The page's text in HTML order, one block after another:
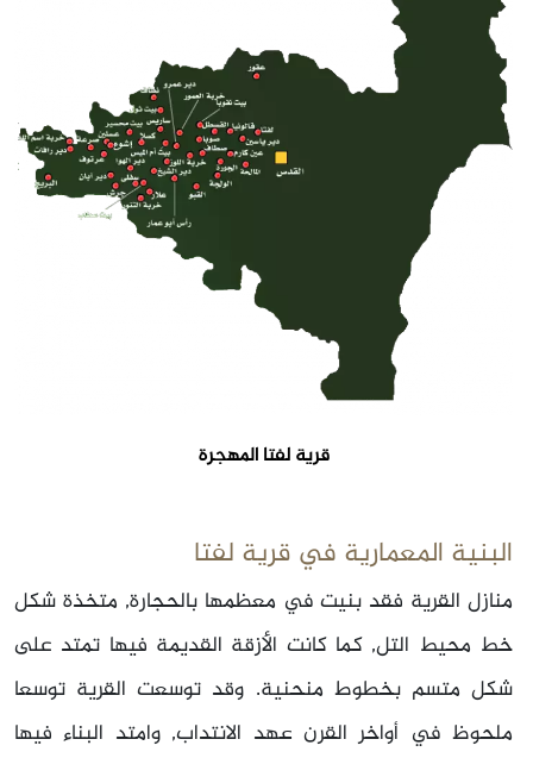
قرية لفتا المهجرة
البنية المعمارية في قرية لفتا
منازل القرية فقد بنيت في معظمها بالحجارة, متخذة شكل
خط محيط التل, كما كانت الأزقة القديمة فيها تمتد على
شكل متسم بخطوط منحنية. وقد توسعت القرية توسعا
ملحوظ في أواخر القرن عهد الانتداب, وامتد البناء فيها